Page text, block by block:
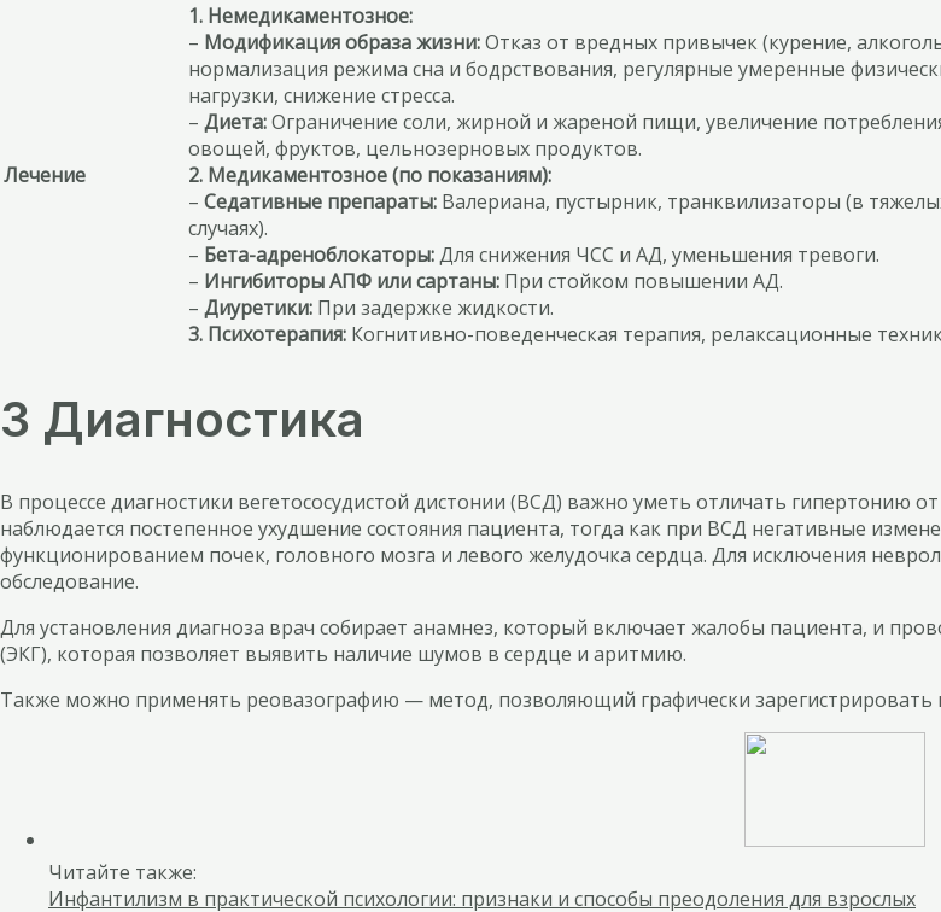
Лечение
1. Немедикаментозное:
– Модификация образа жизни:Отказ от вредных привычек (курение,
нормализация режима сна и бодрствования, регулярные умеренные
нагрузки, снижение стресса.
– Диета:Ограничение соли, жирной и жареной пищи, увеличение
овощей, фруктов, цельнозерновых продуктов.
2. Медикаментозное (по показаниям):
– Седативные препараты: Валериана, пустырник, транквилизаторы (в
случаях).
– Бета-адреноблокаторы:Для снижения ЧСС и АД, уменьшения тревоги.
– Ингибиторы АПФ или сартаны: При стойком повышении АД.
– Диуретики: При задержке жидкости.
3. Психотерапия: Когнитивно-поведенческая терапия, релаксационные
3 Диагностика
В процессе диагностики вегетососудистой дистонии (ВСД) важно уметь отличать гипертонию
наблюдается постепенное ухудшение состояния пациента, тогда как при ВСД негативные
функционированием почек, головного мозга и левого желудочка сердца. Для исключения
обследование.
Для установления диагноза врач собирает анамнез, который включает жалобы пациента, и
(ЭКГ), которая позволяет выявить наличие шумов в сердце и аритмию.
Также можно применять реовазографию — метод, позволяющий графически зарегистрировать
Читайте также:
Инфантилизм в практической психологии: признаки и способы преодоления для взрослых